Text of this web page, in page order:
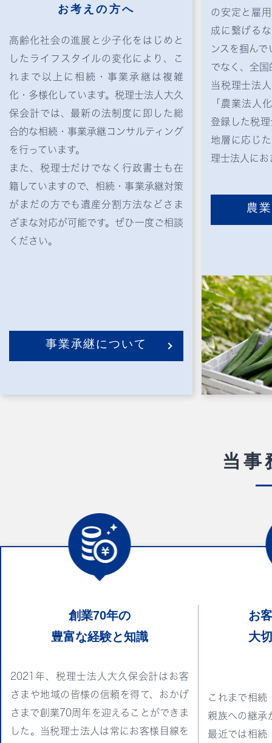
お考えの方へ
高齢化社会の進展と少子化をはじめと
したライフスタイルの変化により、こ
れまで以上に相続・事業承継は複雑
化・多様化しています。税理士法人大久
保会計では、最新の法制度に即した総
合的な相続・事業承継コンサルティング
を行っています。
また、税理士だけでなく行政書士も在
籍していますので、相続・事業承継対策
がまだの方でも遺産分割方法などさま
ざまな対応が可能です。ぜひ一度ご相談
ください。
事業承継について
の安定と雇
成に繋げる
ンスを掴ん
でなく、全国
当税理士法
「農業法人
登録した税
地層に応じ
理士法人に
農
当事
創業70年の
豊富な経験と知識
2021年、税理士法人大久保会計はお客
さまや地域の皆様の信頼を得て、おかげ
さまで創業70周年を迎えることができま
した。当税理士法人は常にお客様目線を
お
大
これまで相続
親族への継承
最近では相続